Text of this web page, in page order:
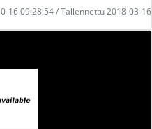
16 09:28:54 / Tallennettu 2018-03-16